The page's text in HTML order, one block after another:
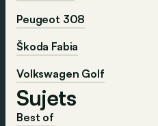
Peugeot 308
Škoda Fabia
Volkswagen Golf
Sujets
Best of